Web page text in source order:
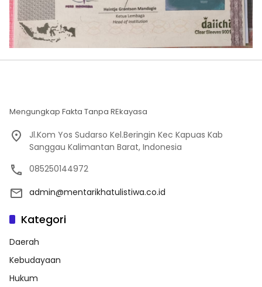
Mengungkap Fakta Tanpa REkayasa
Jl.Kom Yos Sudarso Kel.Beringin Kec Kapuas Kab
Sanggau Kalimantan Barat, Indonesia
085250144972
admin@mentarikhatulistiwa.co.id
Kategori
Daerah
Kebudayaan
Hukum